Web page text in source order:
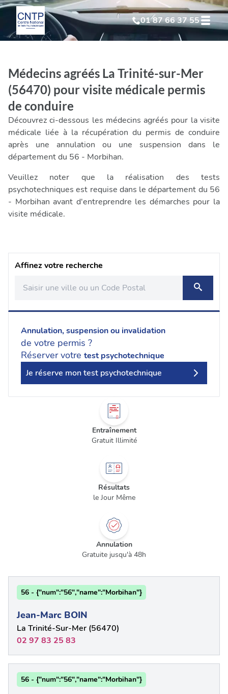
01 87 66 37 55
Test Psychotechnique suite à annulation
Test Psychotechnique
Test Psychotechniqueprofessionnel
Médecins agréés La Trinité-sur-Mer
(56470) pour visite médicale permis
de conduire
Découvrez ci-dessous les médecins agréés pour la visite
médicale liée à la récupération du permis de conduire
après une annulation ou une suspension dans le
département du 56 - Morbihan.
Veuillez noter que la réalisation des tests
psychotechniques est requise dans le département du 56
- Morbihan avant d'entreprendre les démarches pour la
visite médicale.
Affinez votre recherche
Annulation, suspension ou invalidation
de votre permis ?
Réserver votre test psychotechnique
Je réserve mon test psychotechnique
Entraînement
Gratuit Illimité
Résultats
le Jour Même
Annulation
Gratuite jusqu'à 48h
56 - {"num":"56","name":"Morbihan"}
Jean-Marc BOIN
La Trinité-Sur-Mer (56470)
02 97 83 25 83
56 - {"num":"56","name":"Morbihan"}